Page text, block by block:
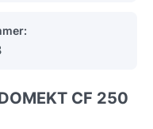
CF 250